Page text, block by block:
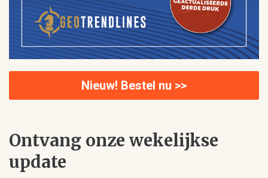
Nieuw! Bestel nu >>
Ontvang onze wekelijkse
update